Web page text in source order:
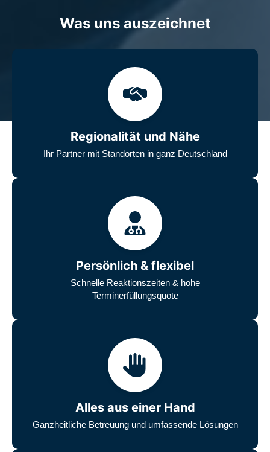
Was uns auszeichnet
Regionalität und Nähe
Ihr Partner mit Standorten in ganz Deutschland
Persönlich & flexibel
Schnelle Reaktionszeiten & hohe
Terminerfüllungsquote
Alles aus einer Hand
Ganzheitliche Betreuung und umfassende Lösungen